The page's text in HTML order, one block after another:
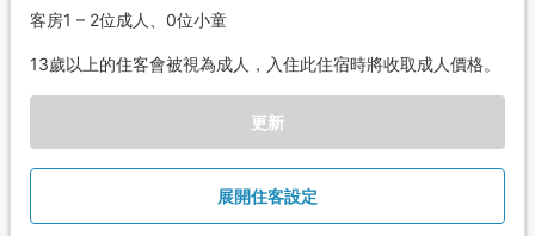
客房1 – 2位成人、0位小童
13歲以上的住客會被視為成人，入住此住宿時將收取成人價格。
更新
展開住客設定